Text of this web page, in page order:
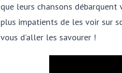
que leurs chansons débarquent
plus impatients de les voir sur
vous d’aller les savourer !